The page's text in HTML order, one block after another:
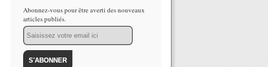
Abonnez-vous pour être averti des nouveaux
articles publiés.
Email